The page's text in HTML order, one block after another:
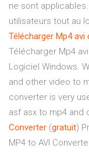
ne sont
utilisateurs tout au
Télécharger Mp4 avi
Télécharger Mp4
Logiciel Windows.
and other video to
converter is very
asf asx to mp4 and
Converter (gratuit)
MP4 to AVI